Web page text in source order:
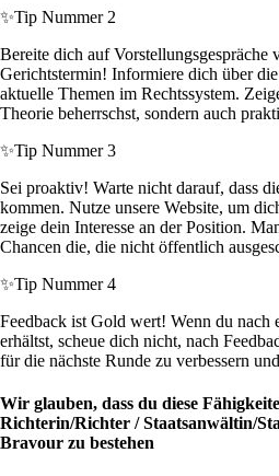
✨Tip Nummer 2
Bereite dich auf Vorstellungsgespräche
Gerichtstermin! Informiere dich über
aktuelle Themen im Rechtssystem.
Theorie beherrschst, sondern auch
✨Tip Nummer 3
Sei proaktiv! Warte nicht darauf, dass
kommen. Nutze unsere Website, um
zeige dein Interesse an der Position.
Chancen die, die nicht öffentlich
✨Tip Nummer 4
Feedback ist Gold wert! Wenn du nach
erhältst, scheue dich nicht, nach
für die nächste Runde zu verbessern
Wir glauben, dass du diese
Richterin/Richter / Staatsanwältin/
Bravour zu bestehen